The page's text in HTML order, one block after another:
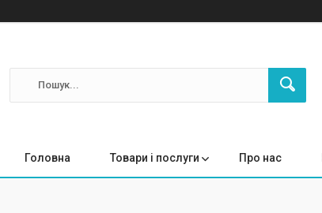
Головна Товари і послуги Про нас